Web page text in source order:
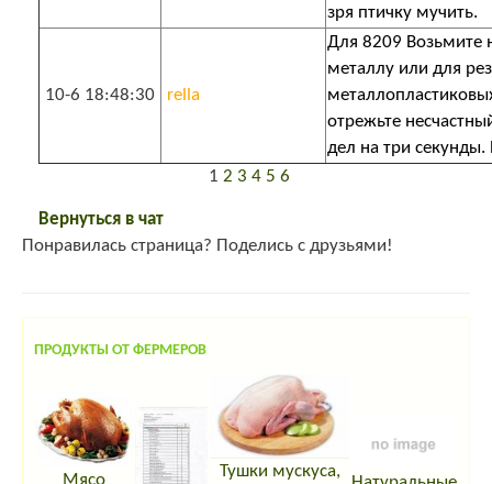
зря птичку мучить.
10-6 18:48:30 rella
Для 8209 Возьмите
металлу или для
отрежьте
дел на три секунды.
1 2 3 4 5 6
Вернуться в чат
Понравилась страница? Поделись с друзьями!
ПРОДУКТЫ ОТ ФЕРМЕРОВ
Мясо Тушки мускуса,